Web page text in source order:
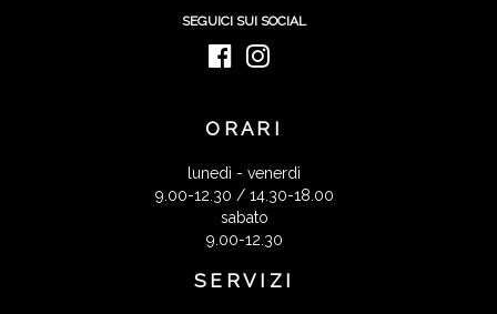
SEGUICI SUI SOCIAL
ORARI
lunedì - venerdì
9.00-12.30 / 14.30-18.00
sabato
9.00-12.30
SERVIZI